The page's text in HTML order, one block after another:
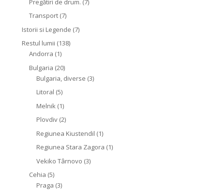
Transport(7)
Istorii si Legende (7)
Restul lumii (138)
Andorra (1)
Bulgaria (20)
Bulgaria, diverse (3)
Litoral (5)
Melnik (1)
Plovdiv(2)
Regiunea Kiustendil (1)
Regiunea Stara Zagora (1)
Vekiko Târnovo (3)
Cehia (5)
Praga (3)